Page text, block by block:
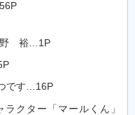
野 裕…1P
です…16P
クター「マールくん」